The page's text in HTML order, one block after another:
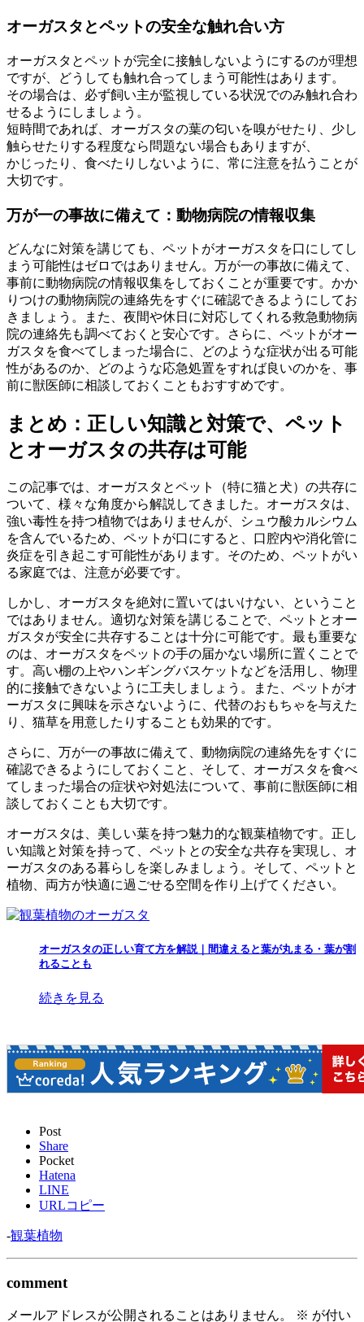
オーガスタとペットの安全な触れ合い方
オーガスタとペットが完全に接触しないようにするのが理想
ですが、どうしても触れ合ってしまう可能性はあります。
その場合は、必ず飼い主が監視している状況でのみ触れ合わ
せるようにしましょう。
短時間であれば、オーガスタの葉の匂いを嗅がせたり、少し
触らせたりする程度なら問題ない場合もありますが、
かじったり、食べたりしないように、常に注意を払うことが
大切です。
万が一の事故に備えて：動物病院の情報収集
どんなに対策を講じても、ペットがオーガスタを口にしてし
まう可能性はゼロではありません。万が一の事故に備えて、
事前に動物病院の情報収集をしておくことが重要です。かか
りつけの動物病院の連絡先をすぐに確認できるようにしてお
きましょう。また、夜間や休日に対応してくれる救急動物病
院の連絡先も調べておくと安心です。さらに、ペットがオー
ガスタを食べてしまった場合に、どのような症状が出る可能
性があるのか、どのような応急処置をすれば良いのかを、事
前に獣医師に相談しておくこともおすすめです。
まとめ：正しい知識と対策で、ペット
とオーガスタの共存は可能
この記事では、オーガスタとペット（特に猫と犬）の共存に
ついて、様々な角度から解説してきました。オーガスタは、
強い毒性を持つ植物ではありませんが、シュウ酸カルシウム
を含んでいるため、ペットが口にすると、口腔内や消化管に
炎症を引き起こす可能性があります。そのため、ペットがい
る家庭では、注意が必要です。
しかし、オーガスタを絶対に置いてはいけない、ということ
ではありません。適切な対策を講じることで、ペットとオー
ガスタが安全に共存することは十分に可能です。最も重要な
のは、オーガスタをペットの手の届かない場所に置くことで
す。高い棚の上やハンギングバスケットなどを活用し、物理
的に接触できないように工夫しましょう。また、ペットがオ
ーガスタに興味を示さないように、代替のおもちゃを与えた
り、猫草を用意したりすることも効果的です。
さらに、万が一の事故に備えて、動物病院の連絡先をすぐに
確認できるようにしておくこと、そして、オーガスタを食べ
てしまった場合の症状や対処法について、事前に獣医師に相
談しておくことも大切です。
オーガスタは、美しい葉を持つ魅力的な観葉植物です。正し
い知識と対策を持って、ペットとの安全な共存を実現し、オ
ーガスタのある暮らしを楽しみましょう。そして、ペットと
植物、両方が快適に過ごせる空間を作り上げてください。
オーガスタの正しい育て方を解説｜間違えると葉が丸まる・葉が割
れることも
続きを見る
Post
Share
Pocket
Hatena
LINE
URLコピー
-観葉植物
comment
メールアドレスが公開されることはありません。 ※ が付い